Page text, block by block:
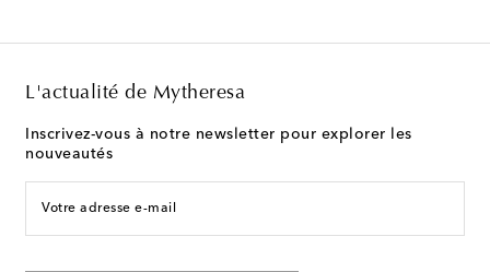
L'actualité de Mytheresa
Inscrivez-vous à notre newsletter pour explorer les
nouveautés
Votre adresse e-mail